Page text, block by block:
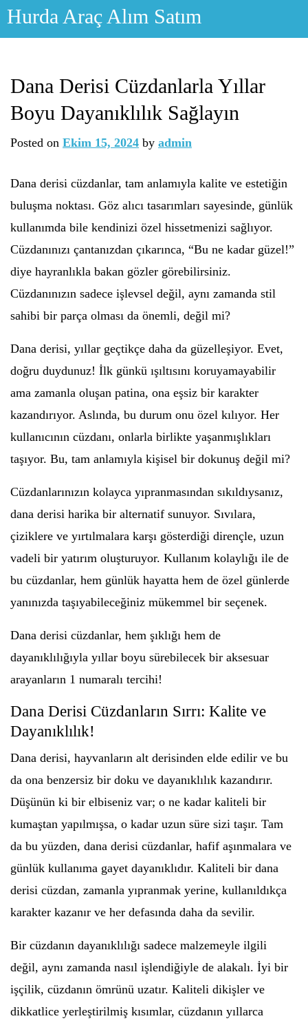
Skip
Hurda Araç Alım Satım
Dana Derisi Cüzdanlarla Yıllar
Boyu Dayanıklılık Sağlayın
Posted on Ekim 15, 2024 by admin
Dana derisi cüzdanlar, tam anlamıyla kalite ve estetiğin
buluşma noktası. Göz alıcı tasarımları sayesinde, günlük
kullanımda bile kendinizi özel hissetmenizi sağlıyor.
Cüzdanınızı çantanızdan çıkarınca, “Bu ne kadar güzel!”
diye hayranlıkla bakan gözler görebilirsiniz.
Cüzdanınızın sadece işlevsel değil, aynı zamanda stil
sahibi bir parça olması da önemli, değil mi?
Dana derisi, yıllar geçtikçe daha da güzelleşiyor. Evet,
doğru duydunuz! İlk günkü ışıltısını koruyamayabilir
ama zamanla oluşan patina, ona eşsiz bir karakter
kazandırıyor. Aslında, bu durum onu özel kılıyor. Her
kullanıcının cüzdanı, onlarla birlikte yaşanmışlıkları
taşıyor. Bu, tam anlamıyla kişisel bir dokunuş değil mi?
Cüzdanlarınızın kolayca yıpranmasından sıkıldıysanız,
dana derisi harika bir alternatif sunuyor. Sıvılara,
çiziklere ve yırtılmalara karşı gösterdiği dirençle, uzun
vadeli bir yatırım oluşturuyor. Kullanım kolaylığı ile de
bu cüzdanlar, hem günlük hayatta hem de özel günlerde
yanınızda taşıyabileceğiniz mükemmel bir seçenek.
Dana derisi cüzdanlar, hem şıklığı hem de
dayanıklılığıyla yıllar boyu sürebilecek bir aksesuar
arayanların 1 numaralı tercihi!
Dana Derisi Cüzdanların Sırrı: Kalite ve
Dayanıklılık!
Dana derisi, hayvanların alt derisinden elde edilir ve bu
da ona benzersiz bir doku ve dayanıklılık kazandırır.
Düşünün ki bir elbiseniz var; o ne kadar kaliteli bir
kumaştan yapılmışsa, o kadar uzun süre sizi taşır. Tam
da bu yüzden, dana derisi cüzdanlar, hafif aşınmalara ve
günlük kullanıma gayet dayanıklıdır. Kaliteli bir dana
derisi cüzdan, zamanla yıpranmak yerine, kullanıldıkça
karakter kazanır ve her defasında daha da sevilir.
Bir cüzdanın dayanıklılığı sadece malzemeyle ilgili
değil, aynı zamanda nasıl işlendiğiyle de alakalı. İyi bir
işçilik, cüzdanın ömrünü uzatır. Kaliteli dikişler ve
dikkatlice yerleştirilmiş kısımlar, cüzdanın yıllarca